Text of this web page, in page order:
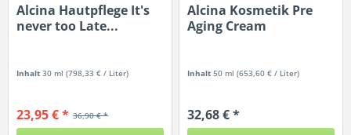
Alcina Hautpflege It's
never too Late...
Inhalt30 ml(798,33 € / Liter)
36,90 € *
23,95 € *
Alcina Kosmetik Pre
Aging Cream
Inhalt50 ml(653,60 € / Liter)
32,68 € *